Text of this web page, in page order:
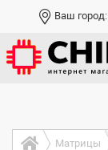
Ваш город:
Матрицы